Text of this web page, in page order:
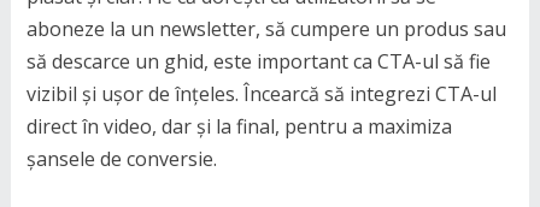
aboneze la un newsletter, să cumpere un produs sau
să descarce un ghid, este important ca CTA-ul să fie
vizibil și ușor de înțeles. Încearcă să integrezi CTA-ul
direct în video, dar și la final, pentru a maximiza
șansele de conversie.